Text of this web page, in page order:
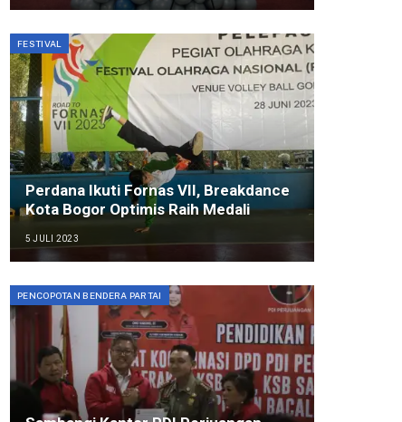
FESTIVAL
Perdana Ikuti Fornas VII, Breakdance
Kota Bogor Optimis Raih Medali
5 JULI 2023
PENCOPOTAN BENDERA PARTAI